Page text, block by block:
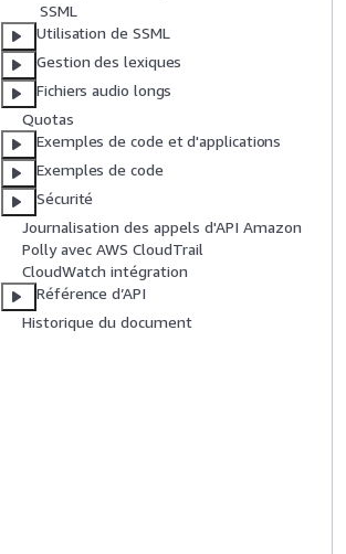
SSML
Utilisation de SSML
Gestion des lexiques
Fichiers audio longs
Quotas
Exemples de code et d'applications
Exemples de code
Sécurité
Journalisation des appels d'API Amazon
Polly avec AWS CloudTrail
CloudWatch intégration
Référence d’API
Historique du document